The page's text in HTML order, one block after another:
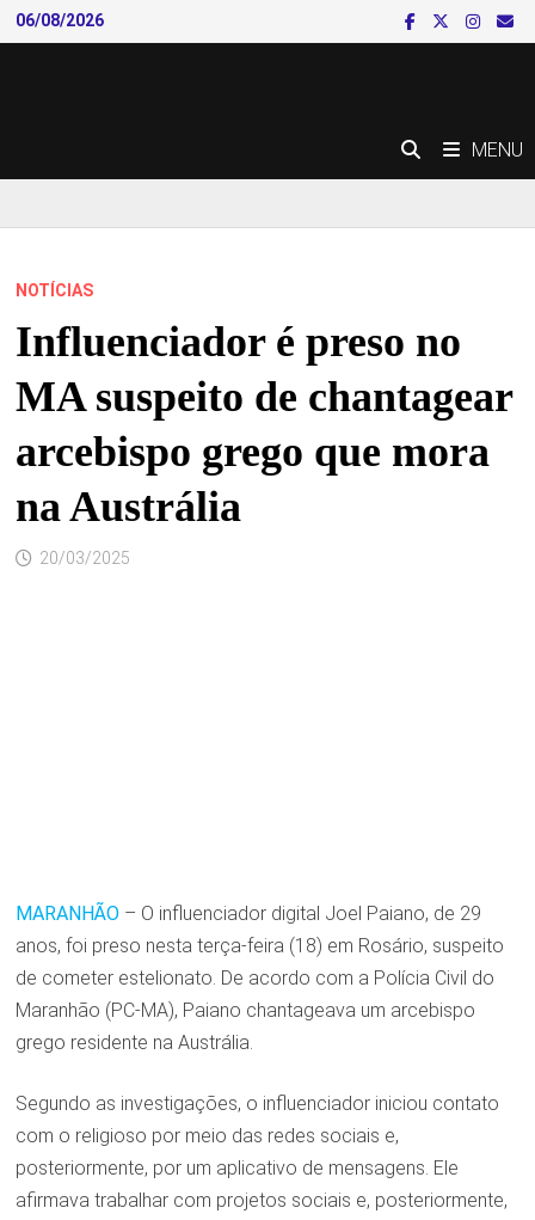
Skip
to
06/08/2026
MENU
NOTÍCIAS
Influenciador é preso no
MA suspeito de chantagear
arcebispo grego que mora
na Austrália
20/03/2025
MARANHÃO – O influenciador digital Joel Paiano, de 29
anos, foi preso nesta terça-feira (18) em Rosário, suspeito
de cometer estelionato. De acordo com a Polícia Civil do
Maranhão (PC-MA), Paiano chantageava um arcebispo
grego residente na Austrália.
Segundo as investigações, o influenciador iniciou contato
com o religioso por meio das redes sociais e,
posteriormente, por um aplicativo de mensagens. Ele
afirmava trabalhar com projetos sociais e, posteriormente,